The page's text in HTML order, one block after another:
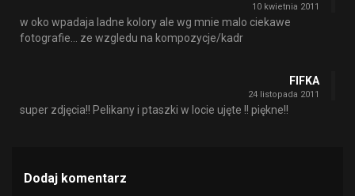
10 kwietnia 2011
w oko wpadaja ladne kolory ale wg mnie malo ciekawe
fotografie… ze wzgledu na kompozycje/kadr
FIFKA
24 listopada 2011
super zdjęcia!! Pelikany i ptaszki w locie ujęte !! piękne!!
Dodaj komentarz